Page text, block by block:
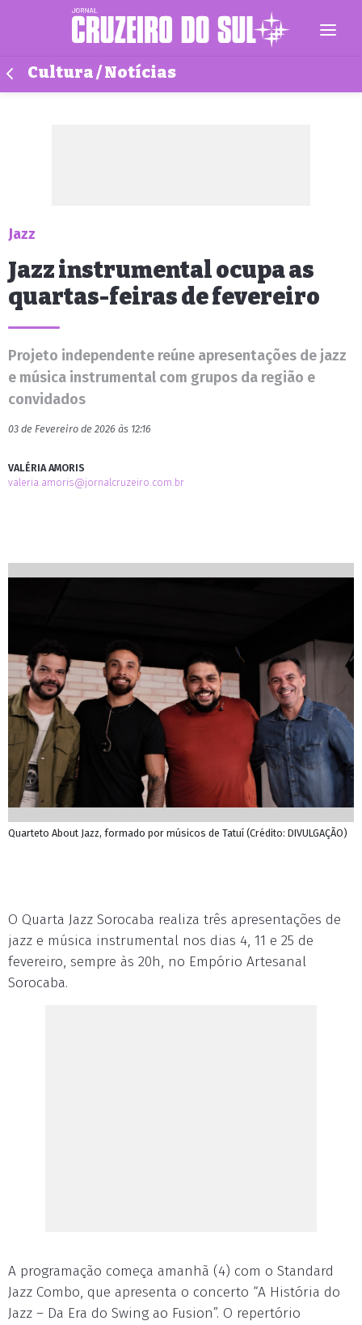
Cultura / Notícias
Jazz
Jazz instrumental ocupa as
quartas-feiras de fevereiro
Projeto independente reúne apresentações de jazz
e música instrumental com grupos da região e
convidados
03 de Fevereiro de 2026 às 12:16
VALÉRIA AMORIS
valeria.amoris@jornalcruzeiro.com.br
Quarteto About Jazz, formado por músicos de Tatuí (Crédito: DIVULGAÇÃO)
O Quarta Jazz Sorocaba realiza três apresentações de
jazz e música instrumental nos dias 4, 11 e 25 de
fevereiro, sempre às 20h, no Empório Artesanal
Sorocaba.
A programação começa amanhã (4) com o Standard
Jazz Combo, que apresenta o concerto “A História do
Jazz – Da Era do Swing ao Fusion”. O repertório